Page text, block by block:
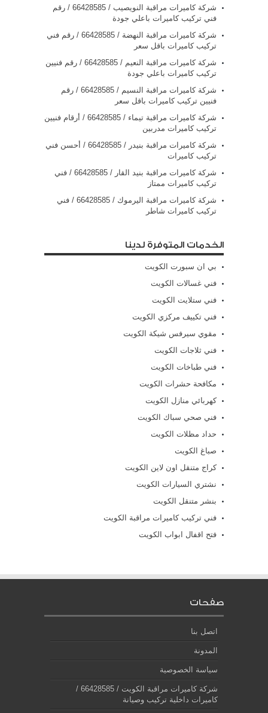
شركة كاميرات مراقبة النويصيب / 66428585 / رقم
فني تركيب كاميرات باعلي جودة
شركة كاميرات مراقبة النهضة / 66428585 / رقم فني
تركيب كاميرات باقل سعر
شركة كاميرات مراقبة النعيم / 66428585 / رقم فنيين
تركيب كاميرات باعلي جودة
شركة كاميرات مراقبة النسيم / 66428585 / رقم
فنيين تركيب كاميرات باقل سعر
شركة كاميرات مراقبة تيماء / 66428585 / أرقام فنيين
تركيب كاميرات مدربين
شركة كاميرات مراقبة بنيدر / 66428585 / أحسن فني
تركيب كاميرات
شركة كاميرات مراقبة بنيد القار / 66428585 / فني
تركيب كاميرات ممتاز
شركة كاميرات مراقبة اليرموك / 66428585 / فني
تركيب كاميرات شاطر
الخدمات المتوفرة لدينا
بي ان سبورت الكويت
فني غسالات الكويت
فني ستلايت الكويت
فني تكييف مركزي الكويت
مقوي سيرفس شيكة الكويت
فني ثلاجات الكويت
فني طباخات الكويت
مكافحة حشرات الكويت
كهربائي منازل الكويت
فني صحي سباك الكويت
حداد مظلات الكويت
صباغ الكويت
كراج متنقل اون لاين الكويت
نشتري السيارات الكويت
بنشر متنقل الكويت
فني تركيب كاميرات مراقبة الكويت
فتح اقفال ابواب الكويت
صفحات
اتصل بنا
المدونة
سياسة الخصوصية
شركة كاميرات مراقبة الكويت / 66428585 /
كاميرات داخلية تركيب وصيانة